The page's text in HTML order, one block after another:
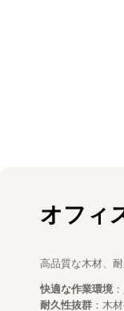
オフィ
高品質な木材、
快適な作業環境
耐久性抜群 ：木